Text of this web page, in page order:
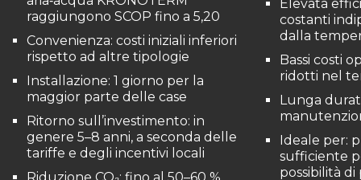
raggiungono SCOP fino a 5,20
Convenienza: costi iniziali inferiori
rispetto ad altre tipologie
Installazione: 1 giorno per la
maggior parte delle case
Ritorno sull’investimento: in
genere 5–8 anni, a seconda delle
tariffe e degli incentivi locali
Elevata
costanti
dalla
Bassi costi
ridotti nel
Lunga
Ideale per:
sufficiente
possibilità